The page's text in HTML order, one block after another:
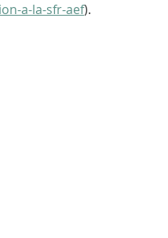
a-la-sfr-aef).